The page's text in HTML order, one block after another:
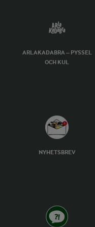
ARLAKADABRA – PYSSEL
OCH KUL
NYHETSBREV